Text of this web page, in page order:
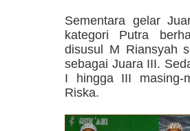
Sementara gelar
kategori Putra
disusul M Riansyah
sebagai Juara III.
I hingga III masing-
Riska.